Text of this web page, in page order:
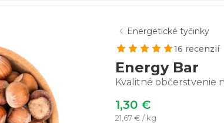
Energetické tyčinky
16 recenzií
Energy Bar
Kvalitné občerstvenie
1,30 €
21,67 € / kg